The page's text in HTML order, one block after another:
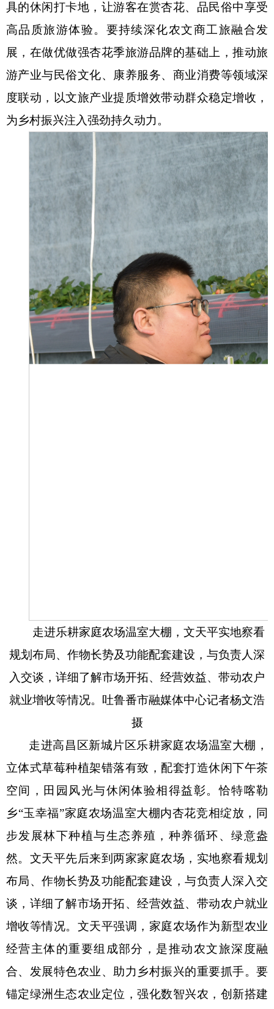
具的休闲打卡地，让游客在赏杏花、品民俗中享受
高品质旅游体验。要持续深化农文商工旅融合发
展，在做优做强杏花季旅游品牌的基础上，推动旅
游产业与民俗文化、康养服务、商业消费等领域深
度联动，以文旅产业提质增效带动群众稳定增收，
为乡村振兴注入强劲持久动力。
走进乐耕家庭农场温室大棚，文天平实地察看
规划布局、作物长势及功能配套建设，与负责人深
入交谈，详细了解市场开拓、经营效益、带动农户
就业增收等情况。吐鲁番市融媒体中心记者杨文浩
摄
走进高昌区新城片区乐耕家庭农场温室大棚，
立体式草莓种植架错落有致，配套打造休闲下午茶
空间，田园风光与休闲体验相得益彰。恰特喀勒
乡“玉幸福”家庭农场温室大棚内杏花竞相绽放，同
步发展林下种植与生态养殖，种养循环、绿意盎
然。文天平先后来到两家家庭农场，实地察看规划
布局、作物长势及功能配套建设，与负责人深入交
谈，详细了解市场开拓、经营效益、带动农户就业
增收等情况。文天平强调，家庭农场作为新型农业
经营主体的重要组成部分，是推动农文旅深度融
合、发展特色农业、助力乡村振兴的重要抓手。要
锚定绿洲生态农业定位，强化数智兴农，创新搭建